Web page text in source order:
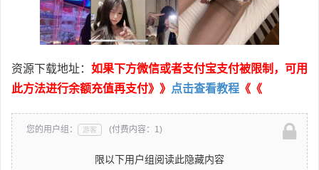
资源下载地址： 如果下方微信或者支付宝支付被限制，可用
此方法进行余额充值再支付》》 点击查看教程 《《
您的用户组： 游客 (付费内容：1)
限以下用户组阅读此隐藏内容